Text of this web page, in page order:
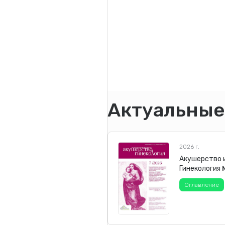
2026 г.
Акушерство
Гинекология
Оглавление